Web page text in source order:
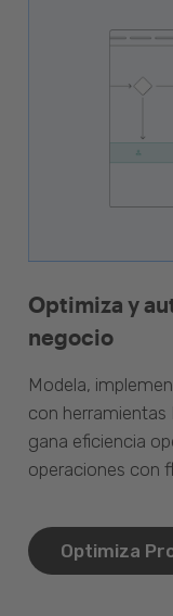
Optimiza y
negocio
Modela,
con herramientas
gana eficiencia
operaciones con
Optimiza